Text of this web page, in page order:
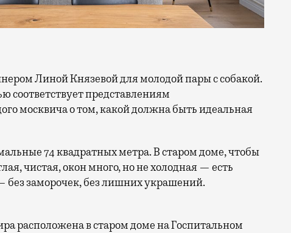
соответствует представлениям
москвича о том, какой должна быть идеальная
74 квадратных метра. В старом доме, чтобы
чистая, окон много, но не холодная — есть
заморочек, без лишних украшений.
расположена в старом доме на Госпитальном